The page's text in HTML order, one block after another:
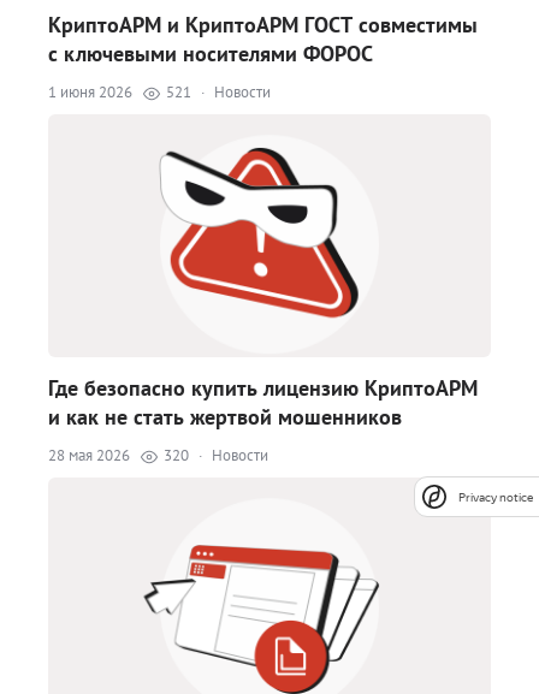
КриптоАРМ и КриптоАРМ ГОСТ совместимы
с ключевыми носителями ФОРОС
1 июня 2026 521 · Новости
Где безопасно купить лицензию КриптоАРМ
и как не стать жертвой мошенников
28 мая 2026 320 · Новости
Privacy notice